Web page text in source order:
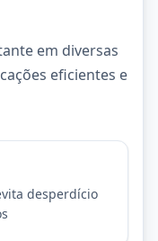
em diversas
eficientes e
desperdício